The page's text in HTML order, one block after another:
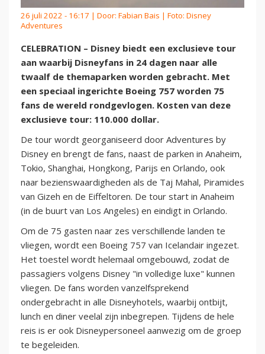
26 juli 2022 - 16:17 | Door: Fabian Bais | Foto: Disney
Adventures
CELEBRATION – Disney biedt een exclusieve tour
aan waarbij Disneyfans in 24 dagen naar alle
twaalf de themaparken worden gebracht. Met
een speciaal ingerichte Boeing 757 worden 75
fans de wereld rondgevlogen. Kosten van deze
exclusieve tour: 110.000 dollar.
De tour wordt georganiseerd door Adventures by
Disney en brengt de fans, naast de parken in Anaheim,
Tokio, Shanghai, Hongkong, Parijs en Orlando, ook
naar bezienswaardigheden als de Taj Mahal, Piramides
van Gizeh en de Eiffeltoren. De tour start in Anaheim
(in de buurt van Los Angeles) en eindigt in Orlando.
Om de 75 gasten naar zes verschillende landen te
vliegen, wordt een Boeing 757 van Icelandair ingezet.
Het toestel wordt helemaal omgebouwd, zodat de
passagiers volgens Disney "in volledige luxe" kunnen
vliegen. De fans worden vanzelfsprekend
ondergebracht in alle Disneyhotels, waarbij ontbijt,
lunch en diner veelal zijn inbegrepen. Tijdens de hele
reis is er ook Disneypersoneel aanwezig om de groep
te begeleiden.